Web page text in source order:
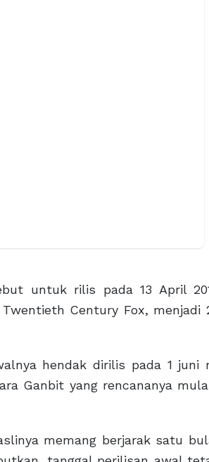
untuk rilis pada 13 April
Century Fox, menjadi
hendak dirilis pada 1 juni
Ganbit yang rencananya
memang berjarak satu